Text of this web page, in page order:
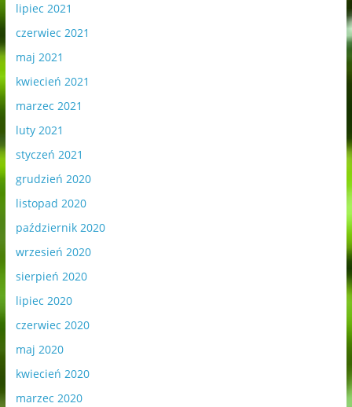
lipiec 2021
czerwiec 2021
maj 2021
kwiecień 2021
marzec 2021
luty 2021
styczeń 2021
grudzień 2020
listopad 2020
październik 2020
wrzesień 2020
sierpień 2020
lipiec 2020
czerwiec 2020
maj 2020
kwiecień 2020
marzec 2020